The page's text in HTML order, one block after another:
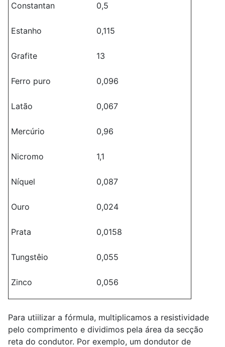
Constantan 0,5
Estanho 0,115
Grafite 13
Ferro puro 0,096
Latão 0,067
Mercúrio 0,96
Nicromo 1,1
Níquel 0,087
Ouro 0,024
Prata 0,0158
Tungstêio 0,055
Zinco 0,056
Para utiilizar a fórmula, multiplicamos a resistividade
pelo comprimento e dividimos pela área da secção
reta do condutor. Por exemplo, um dondutor de